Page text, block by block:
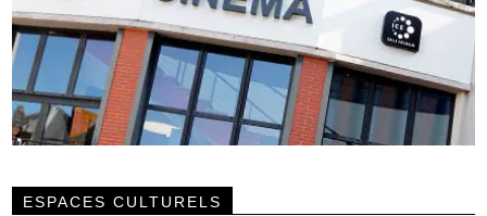
ESPACES CULTURELS